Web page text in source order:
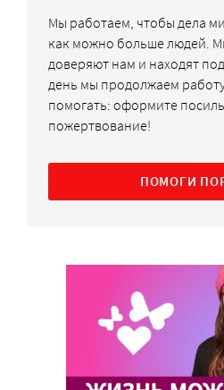
Мы работаем, чтобы дела
как можно больше людей.
доверяют нам и находят
день мы продолжаем
помогать: оформите
пожертвование!
ПОМОГИ